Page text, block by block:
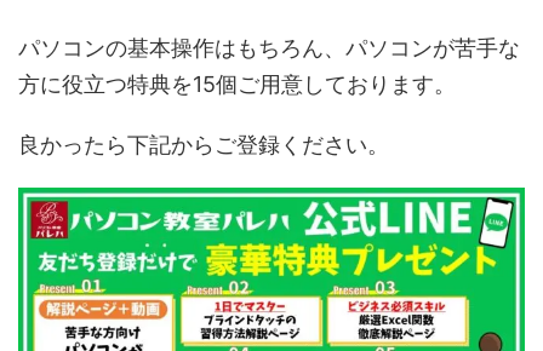
パソコンの基本操作はもちろん、パソコンが苦手な
方に役立つ特典を15個ご用意しております。
良かったら下記からご登録ください。